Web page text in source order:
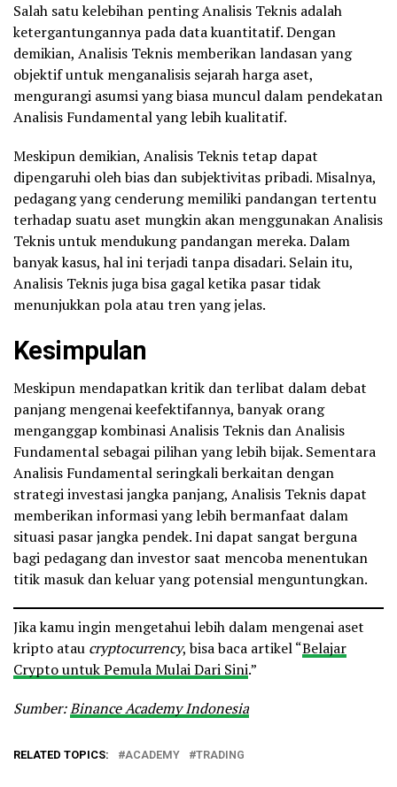
Salah satu kelebihan penting Analisis Teknis adalah
ketergantungannya pada data kuantitatif. Dengan
demikian, Analisis Teknis memberikan landasan yang
objektif untuk menganalisis sejarah harga aset,
mengurangi asumsi yang biasa muncul dalam pendekatan
Analisis Fundamental yang lebih kualitatif.
Meskipun demikian, Analisis Teknis tetap dapat
dipengaruhi oleh bias dan subjektivitas pribadi. Misalnya,
pedagang yang cenderung memiliki pandangan tertentu
terhadap suatu aset mungkin akan menggunakan Analisis
Teknis untuk mendukung pandangan mereka. Dalam
banyak kasus, hal ini terjadi tanpa disadari. Selain itu,
Analisis Teknis juga bisa gagal ketika pasar tidak
menunjukkan pola atau tren yang jelas.
Kesimpulan
Meskipun mendapatkan kritik dan terlibat dalam debat
panjang mengenai keefektifannya, banyak orang
menganggap kombinasi Analisis Teknis dan Analisis
Fundamental sebagai pilihan yang lebih bijak. Sementara
Analisis Fundamental seringkali berkaitan dengan
strategi investasi jangka panjang, Analisis Teknis dapat
memberikan informasi yang lebih bermanfaat dalam
situasi pasar jangka pendek. Ini dapat sangat berguna
bagi pedagang dan investor saat mencoba menentukan
titik masuk dan keluar yang potensial menguntungkan.
Jika kamu ingin mengetahui lebih dalam mengenai aset
kripto atau cryptocurrency, bisa baca artikel “Belajar
Crypto untuk Pemula Mulai Dari Sini.”
Sumber:Binance Academy Indonesia
RELATED TOPICS: ACADEMY TRADING